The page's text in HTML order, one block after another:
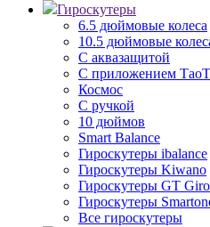
Гироскутеры
6.5 дюймовые колеса
10.5 дюймовые
С аквазащитой
С приложением
Космос
С ручкой
10 дюймов
Smart Balance
Гироскутеры ibalance
Гироскутеры Kiwano
Гироскутеры GT Giro
Гироскутеры
Все гироскутеры